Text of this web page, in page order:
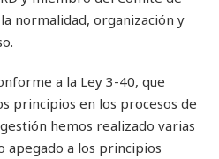
normalidad, organización y
a la Ley 3-40, que
principios en los procesos de
hemos realizado varias
apegado a los principios